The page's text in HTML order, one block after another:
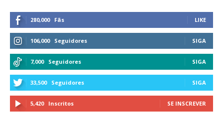
280,000 Fãs LIKE
106,000 Seguidores SIGA
7,000 Seguidores SIGA
33,500 Seguidores SIGA
5,420 Inscritos SE INSCREVER